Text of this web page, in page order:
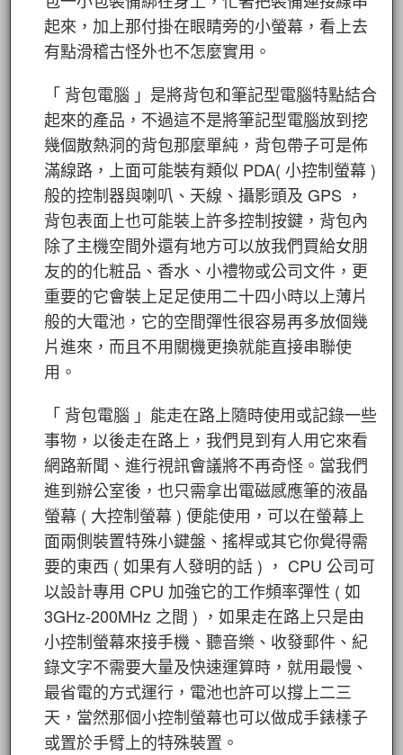
起來，加上那付掛在眼睛旁的小螢幕，看上去
有點滑稽古怪外也不怎麼實用。
「 背包電腦 」是將背包和筆記型電腦特點結合
起來的產品，不過這不是將筆記型電腦放到挖
幾個散熱洞的背包那麼單純，背包帶子可是佈
滿線路，上面可能裝有類似 PDA( 小控制螢幕 )
般的控制器與喇叭、天線、攝影頭及 GPS ，
背包表面上也可能裝上許多控制按鍵，背包內
除了主機空間外還有地方可以放我們買給女朋
友的的化粧品、香水、小禮物或公司文件，更
重要的它會裝上足足使用二十四小時以上薄片
般的大電池，它的空間彈性很容易再多放個幾
片進來，而且不用關機更換就能直接串聯使
用。
「 背包電腦 」能走在路上隨時使用或記錄一些
事物，以後走在路上，我們見到有人用它來看
網路新聞、進行視訊會議將不再奇怪。當我們
進到辦公室後，也只需拿出電磁感應筆的液晶
螢幕 ( 大控制螢幕 ) 便能使用，可以在螢幕上
面兩側裝置特殊小鍵盤、搖桿或其它你覺得需
要的東西 ( 如果有人發明的話 ) ， CPU 公司可
以設計專用 CPU 加強它的工作頻率彈性 ( 如
3GHz-200MHz 之間 ) ，如果走在路上只是由
小控制螢幕來接手機、聽音樂、收發郵件、紀
錄文字不需要大量及快速運算時，就用最慢、
最省電的方式運行，電池也許可以撐上二三
天，當然那個小控制螢幕也可以做成手錶樣子
或置於手臂上的特殊裝置。